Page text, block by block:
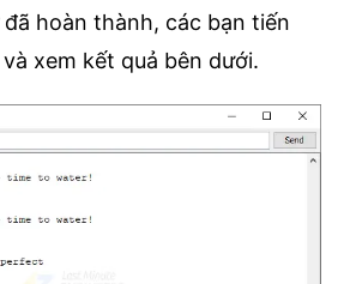
hoàn thành, các bạn tiến
xem kết quả bên dưới.